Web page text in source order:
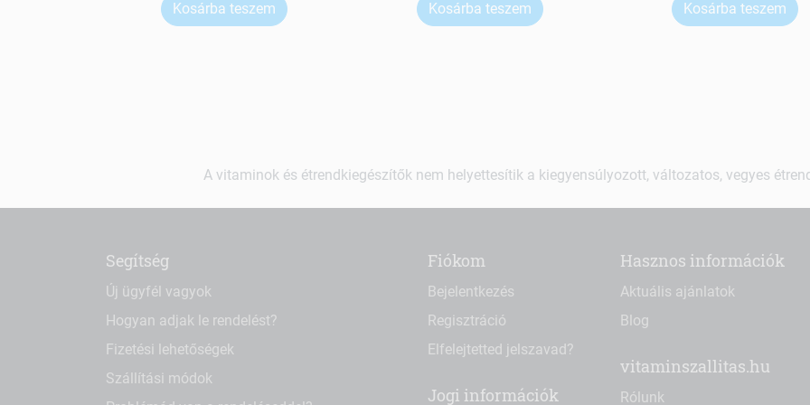
Kosárba teszem Kosárba teszem Kosárba teszem
A vitaminok és étrendkiegészítők nem helyettesítik a kiegyensúlyozott, változatos, vegyes
Segítség
Új ügyfél vagyok
Hogyan adjak le rendelést?
Fizetési lehetőségek
Szállítási módok
Fiókom
Bejelentkezés
Regisztráció
Elfelejtetted jelszavad?
Jogi információk
Hasznos információk
Aktuális ajánlatok
Blog
vitaminszallitas.hu
Rólunk